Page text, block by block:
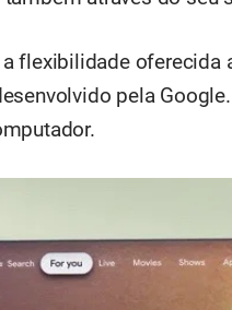
a flexibilidade
pela